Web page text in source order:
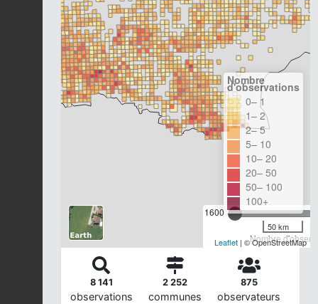
1600
Nombre
Nombre
d'observations
0– 1
1– 2
2– 5
5– 10
10– 20
20– 50
50– 100
100+
50 km
Leaflet | © OpenStreetMap
8 141
observations
2 252
communes
875
observateurs